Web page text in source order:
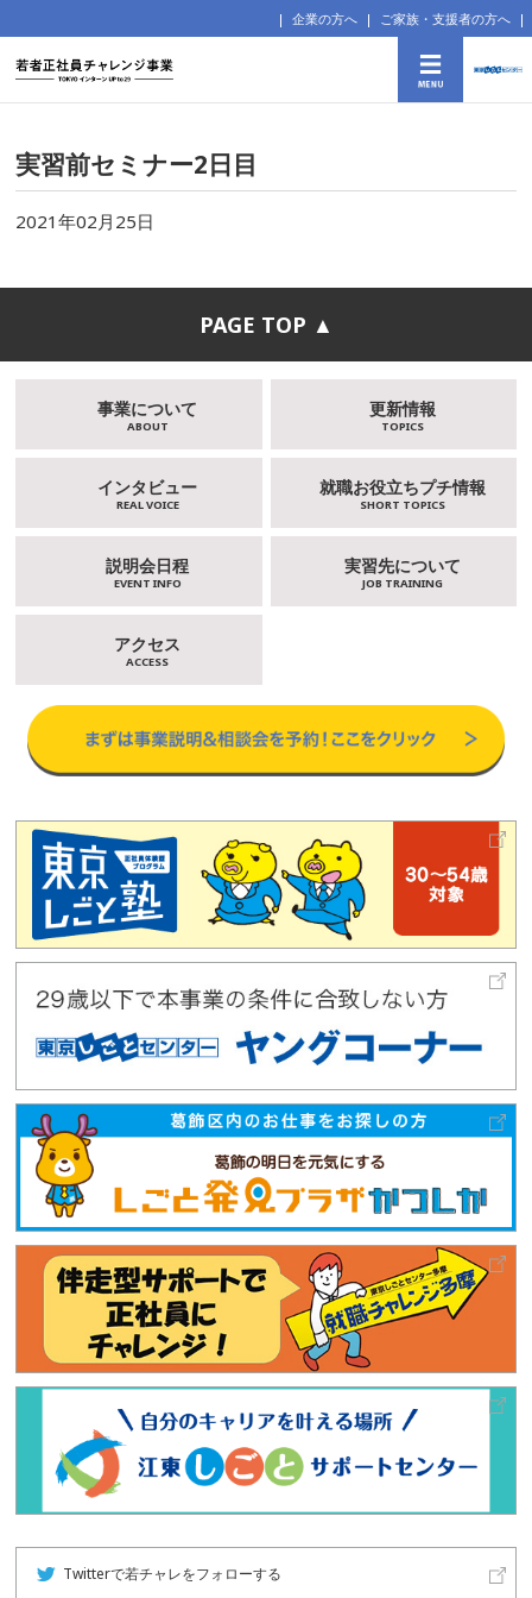
企業の方へ ご家族・支援者の方へ
実習前セミナー2日目
2021年02月25日
PAGE TOP ▲
事業について
ABOUT
更新情報
TOPICS
インタビュー
REAL VOICE
就職お役立ちプチ情報
SHORT TOPICS
説明会日程
EVENT INFO
実習先について
JOB TRAINING
アクセス
ACCESS
Twitterで若チャレをフォローする